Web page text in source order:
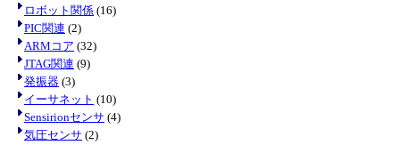
ロボット関係 (16)
PIC関連 (2)
ARMコア (32)
JTAG関連 (9)
発振器 (3)
イーサネット (10)
Sensirionセンサ (4)
気圧センサ (2)